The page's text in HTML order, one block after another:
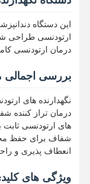
این دستگاه
ارتودنسی طراحی
درمان ارتودنسی
بررسی
نگهدارنده های
درمان تراز کننده
های ارتودنسی ثابت
شفاف برای حفظ
انعطاف پذیری و
ویژگی های